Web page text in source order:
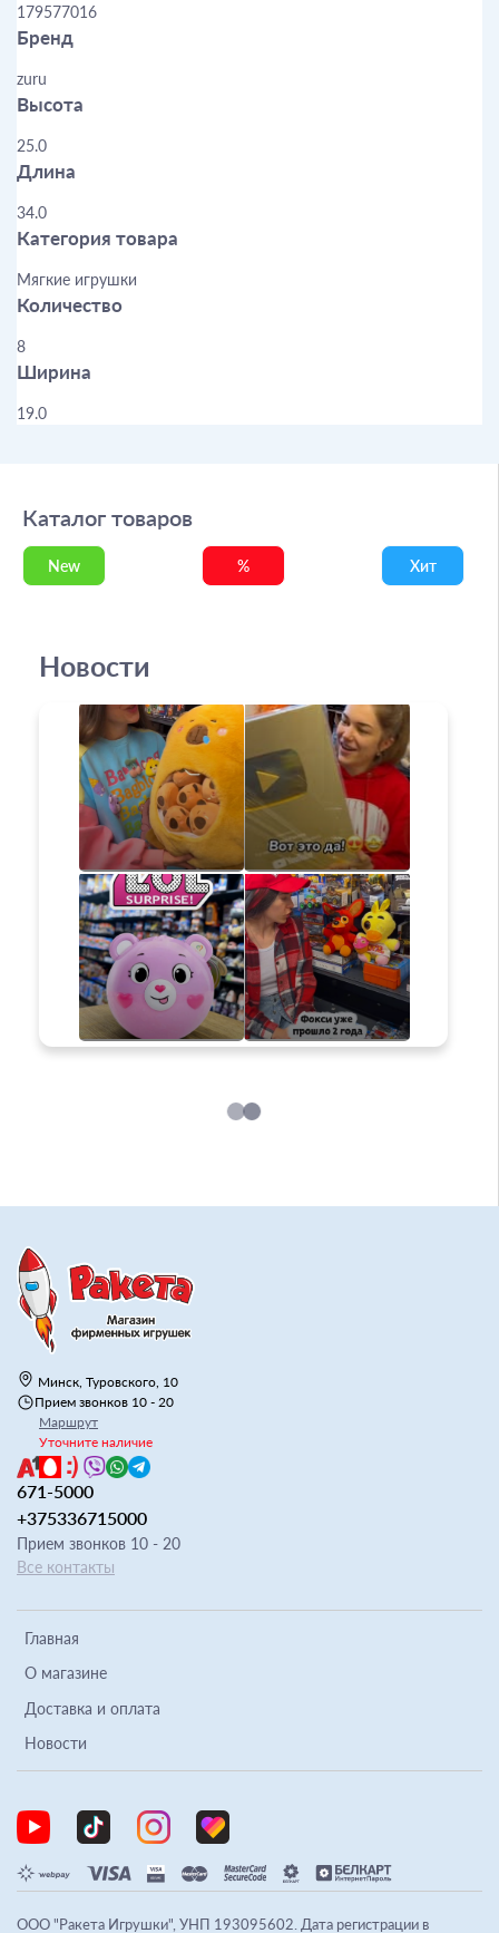
179577016
Бренд
zuru
Высота
25.0
Длина
34.0
Категория товара
Мягкие игрушки
Количество
8
Ширина
19.0
Каталог товаров
New % Хит
Новости
Главная
О магазине
Доставка и оплата
Новости
Минск, Туровского, 10
Прием звонков 10 - 20
Маршрут
Уточните наличие
671-5000
+375336715000
Прием звонков 10 - 20
Все контакты
ООО "Ракета Игрушки", УНП 193095602. Дата регистрации в